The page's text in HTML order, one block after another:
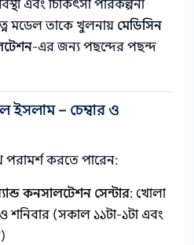
এবং চিকিৎসা পরিকল্পনা
মডেল তাকে খুলনায় মেডিসিন
-এর জন্য পছন্দের পছন্দ
ইসলাম – চেম্বার ও
পরামর্শ করতে পারেন:
কনসালটেশন সেন্টার: খোলা
শনিবার (সকাল ১১টা-১টা এবং